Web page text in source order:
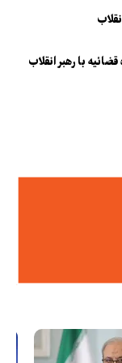
با رهبر انقلاب